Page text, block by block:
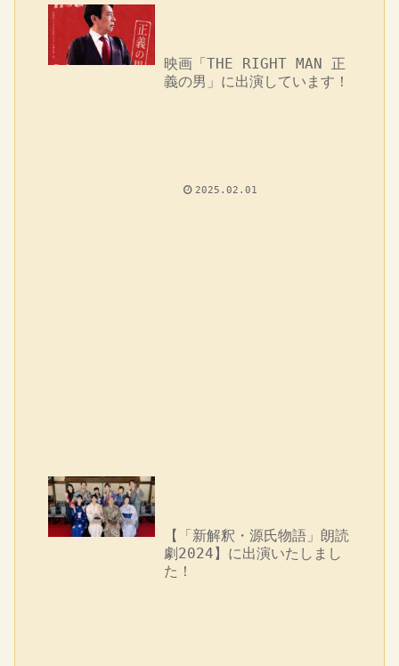
映画「THE RIGHT MAN 正
義の男」に出演しています！
2025.02.01
【「新解釈・源氏物語」朗読
劇2024】に出演いたしまし
た！